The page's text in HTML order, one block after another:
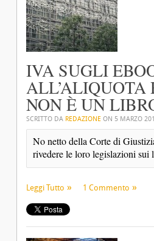
IVA SUGLI
ALL’ALIQUOTA
NON È UN
SCRITTO DA REDAZIONE ON 5 MARZO
No netto della Corte di
rivedere le loro legislazioni
Leggi Tutto 1 Commento